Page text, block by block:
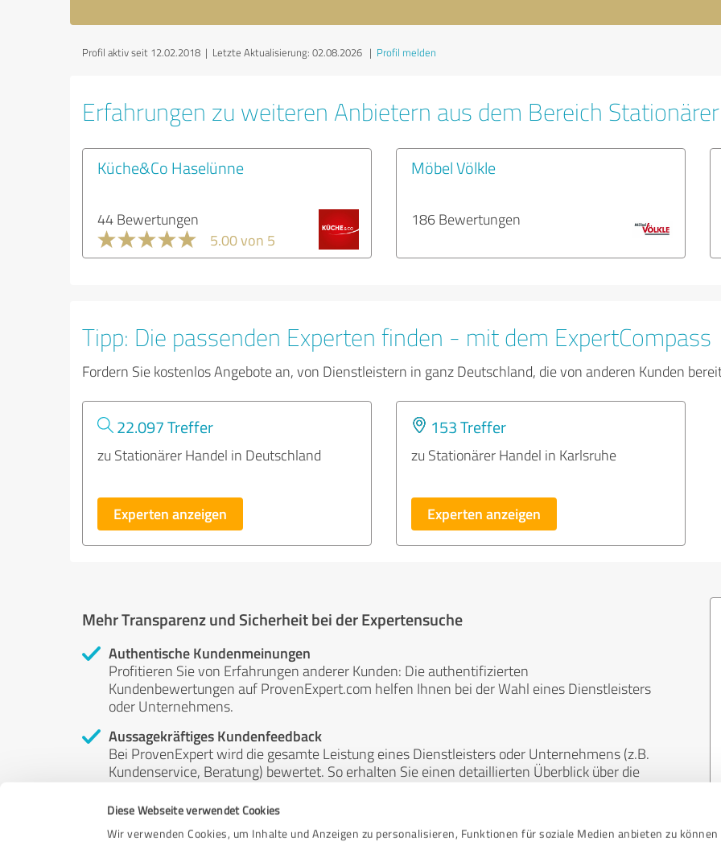
Diese Webseite verwendet Cookies
Wir verwenden Cookies, um Inhalte und Anzeigen zu personalisieren, Funktionen für soziale Medien anbieten zu können
Profil aktiv seit 12.02.2018 | Letzte Aktualisierung: 02.08.2026 | Profil melden
Erfahrungen zu weiteren Anbietern aus dem Bereich
Küche&Co Haselünne
44 Bewertungen
5.00 von 5
Möbel Völkle
186 Bewertungen
Tipp: Die passenden Experten finden - mit dem ExpertCompass
Fordern Sie kostenlos Angebote an, von Dienstleistern in ganz Deutschland, die von anderen Kunden
22.097 Treffer
zu Stationärer Handel in Deutschland
Experten anzeigen
153 Treffer
zu Stationärer Handel in Karlsruhe
Experten anzeigen
Mehr Transparenz und Sicherheit bei der Expertensuche
Authentische Kundenmeinungen
Profitieren Sie von Erfahrungen anderer Kunden: Die authentifizierten
Kundenbewertungen auf ProvenExpert.com helfen Ihnen bei der Wahl eines Dienstleisters
oder Unternehmens.
Aussagekräftiges Kundenfeedback
Bei ProvenExpert wird die gesamte Leistung eines Dienstleisters oder Unternehmens (z.B.
Kundenservice, Beratung) bewertet. So erhalten Sie einen detaillierten Überblick über die
Unabhängige Bewertungen
ProvenExpert ist grundsätzlich kostenlos, unabhängig und neutral. Bewertungen von